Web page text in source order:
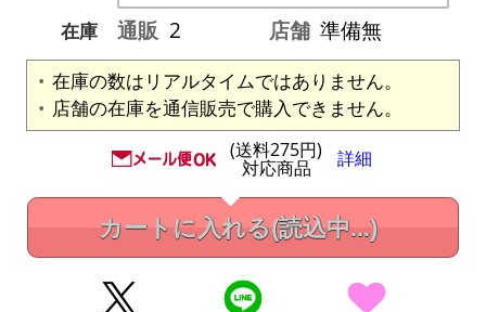
在庫
通販 2 店舗 準備無
在庫の数はリアルタイムではありません。
店舗の在庫を通信販売で購入できません。
(送料275円)
対応商品 詳細
カートに入れる(読込中...)